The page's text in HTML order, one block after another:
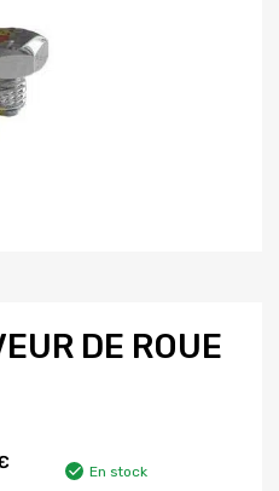
DE ROUE
En stock